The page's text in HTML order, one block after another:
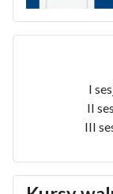
I
II
III